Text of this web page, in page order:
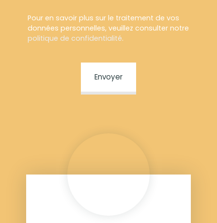
Pour en savoir plus sur le traitement de vos
données personnelles, veuillez consulter notre
politique de confidentialité.
Envoyer